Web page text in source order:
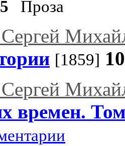
Проза
[1859]
времен.